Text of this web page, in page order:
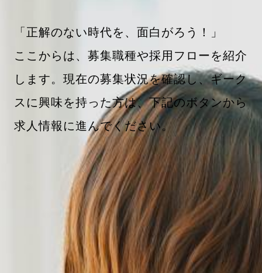
「正解のない時代を、面白がろう！」
ここからは、募集職種や採用フローを紹介
します。現在の募集状況を確認し、ギーク
スに興味を持った方は、下記のボタンから
求人情報に進んでください。